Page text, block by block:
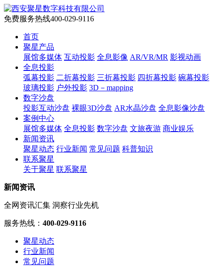
免费服务热线400-029-9116
首页
聚星产品
展馆多媒体 互动投影 全息影像 AR/VR/MR 影视动画
全息投影
弧幕投影 二折幕投影 三折幕投影 四折幕投影 碗幕投影
玻璃投影 户外投影 3D－mapping
数字沙盘
投影互动沙盘 裸眼3D沙盘 AR水晶沙盘 全息影像沙盘
案例中心
展馆多媒体 全息投影 数字沙盘 文旅夜游 商业娱乐
新闻资讯
聚星动态 行业新闻 常见问题 科普知识
联系聚星
关于聚星 联系聚星
新闻资讯
全网资讯汇集 洞察行业先机
服务热线： 400-029-9116
聚星动态
行业新闻
常见问题